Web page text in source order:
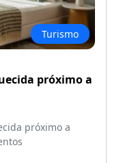
Turismo
próximo a
próximo a